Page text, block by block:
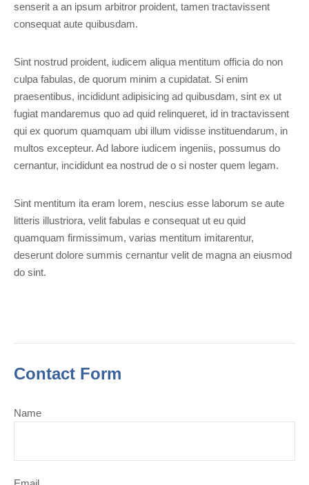
senserit a an ipsum arbitror proident, tamen tractavissent
consequat aute quibusdam.
Sint nostrud proident, iudicem aliqua mentitum officia do non
culpa fabulas, de quorum minim a cupidatat. Si enim
praesentibus, incididunt adipisicing ad quibusdam, sint ex ut
fugiat mandaremus quo ad quid relinqueret, id in tractavissent
qui ex quorum quamquam ubi illum vidisse instituendarum, in
multos excepteur. Ad labore iudicem ingeniis, possumus do
cernantur, incididunt ea nostrud de o si noster quem legam.
Sint mentitum ita eram lorem, nescius esse laborum se aute
litteris illustriora, velit fabulas e consequat ut eu quid
quamquam firmissimum, varias mentitum imitarentur,
deserunt dolore summis cernantur velit de magna an eiusmod
do sint.
Contact Form
Name